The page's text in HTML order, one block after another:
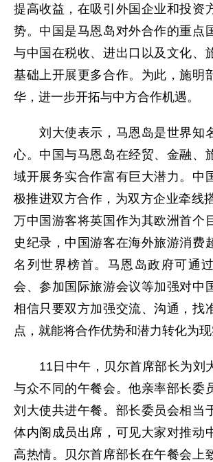
提高收益，在吸引外国企业和投资
势。中国是马恩岛对外合作的重点
与中国在税收、进出口以及文化、
基础上开展更多合作。为此，施明
华，进一步开拓与中方合作机遇。
刘大使表示，马恩岛是世界知
心。中国与马恩岛在经贸、金融、
域开展务实合作富有巨大潜力。中
极推进双方合作，为双方企业牵线
万中国游客将英国作为其欧洲首个
史纪录，中国游客在海外旅游消费
名列世界榜首。马恩岛政府可通
会、参加国际旅游会议等加强对中
相信只要双方加强交流、沟通，找
点，就能将合作优势和潜力转化为现
11日中午，贝尔首席部长为刘
与众不同的午餐会。他亲率部长委
刘大使共进午餐。部长委员会相当
体内阁成员出席，可见大家对推动
高热情。贝尔首席部长在午餐会上